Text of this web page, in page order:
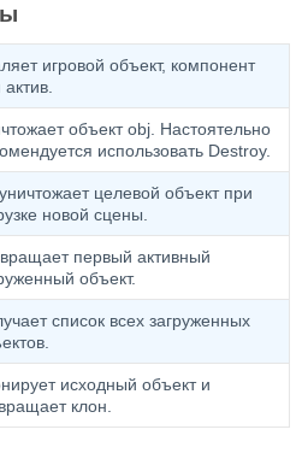
игровой объект, компонент
объект obj. Настоятельно
использовать Destroy.
целевой объект при
новой сцены.
первый активный
объект.
список всех загруженных
исходный объект и
клон.